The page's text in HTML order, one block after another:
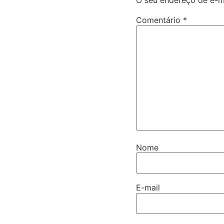
Comentário *
Nome
E-mail